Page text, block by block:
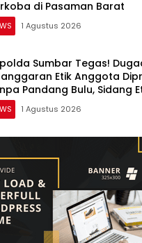
di Pasaman Barat
1 Agustus 2026
Sumbar Tegas!
Etik Anggota
Pandang Bulu, Sidang
1 Agustus 2026